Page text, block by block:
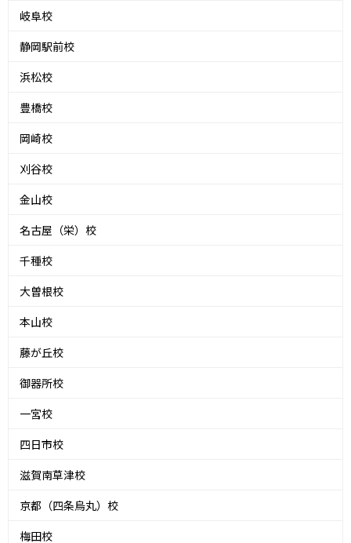
岐阜校
静岡駅前校
浜松校
豊橋校
岡崎校
刈谷校
金山校
名古屋（栄）校
千種校
大曽根校
本山校
藤が丘校
御器所校
一宮校
四日市校
滋賀南草津校
京都（四条烏丸）校
梅田校